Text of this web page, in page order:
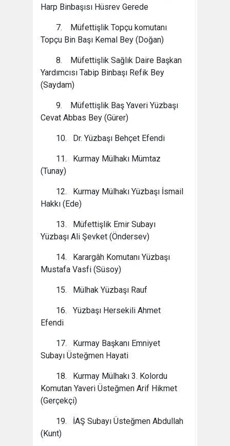
Harp Binbaşısı Hüsrev Gerede
7. Müfettişlik Topçu komutanı
Topçu Bin Başı Kemal Bey (Doğan)
8. Müfettişlik Sağlık Daire Başkan
Yardımcısı Tabip Binbaşı Refik Bey
(Saydam)
9. Müfettişlik Baş Yaveri Yüzbaşı
Cevat Abbas Bey (Gürer)
10. Dr. Yüzbaşı Behçet Efendi
11. Kurmay Mülhakı Mümtaz
(Tunay)
12. Kurmay Mülhakı Yüzbaşı İsmail
Hakkı (Ede)
13. Müfettişlik Emir Subayı
Yüzbaşı Ali Şevket (Öndersev)
14. Karargâh Komutanı Yüzbaşı
Mustafa Vasfi (Süsoy)
15. Mülhak Yüzbaşı Rauf
16. Yüzbaşı Hersekili Ahmet
Efendi
17. Kurmay Başkanı Emniyet
Subayı Üsteğmen Hayati
18. Kurmay Mülhakı 3. Kolordu
Komutan Yaveri Üsteğmen Arif Hikmet
(Gerçekçi)
19. İAŞ Subayı Üsteğmen Abdullah
(Kunt)